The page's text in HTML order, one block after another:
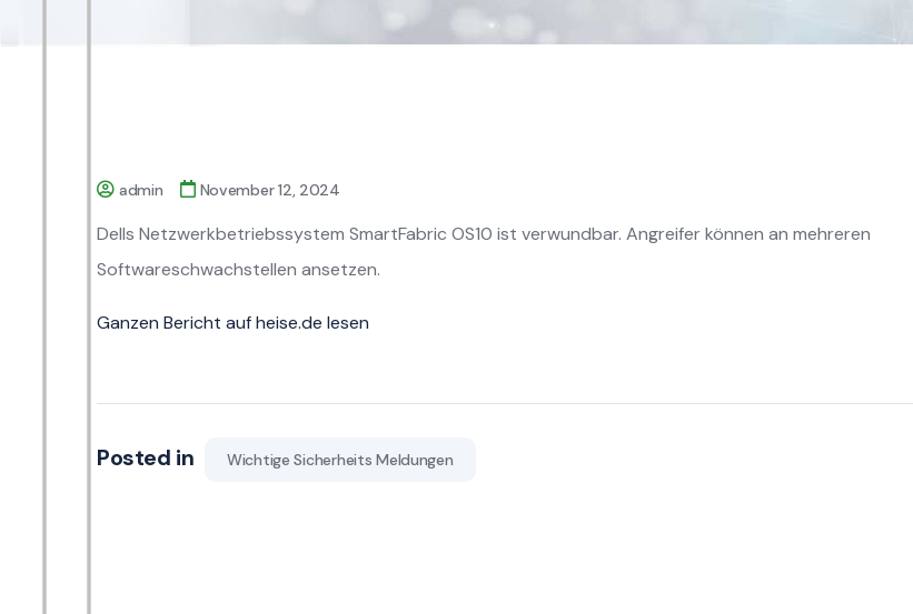
admin November 12, 2024
Dells Netzwerkbetriebssystem SmartFabric OS10 ist verwundbar. Angreifer können an mehreren
Softwareschwachstellen ansetzen.
Ganzen Bericht auf heise.de lesen
Posted in Wichtige Sicherheits Meldungen